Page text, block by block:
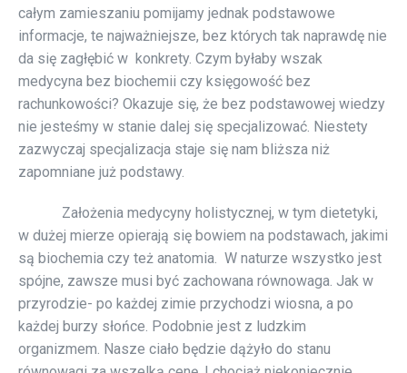
całym zamieszaniu pomijamy jednak podstawowe
informacje, te najważniejsze, bez których tak naprawdę nie
da się zagłębić w konkrety. Czym byłaby wszak
medycyna bez biochemii czy księgowość bez
rachunkowości? Okazuje się, że bez podstawowej wiedzy
nie jesteśmy w stanie dalej się specjalizować. Niestety
zazwyczaj specjalizacja staje się nam bliższa niż
zapomniane już podstawy.
Założenia medycyny holistycznej, w tym dietetyki,
w dużej mierze opierają się bowiem na podstawach, jakimi
są biochemia czy też anatomia. W naturze wszystko jest
spójne, zawsze musi być zachowana równowaga. Jak w
przyrodzie- po każdej zimie przychodzi wiosna, a po
każdej burzy słońce. Podobnie jest z ludzkim
organizmem. Nasze ciało będzie dążyło do stanu